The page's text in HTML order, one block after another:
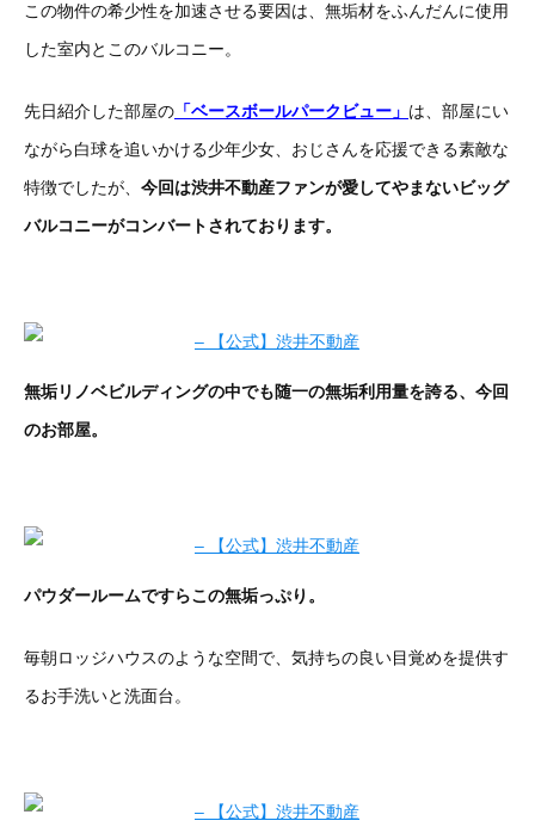
この物件の希少性を加速させる要因は、無垢材をふんだんに使用
した室内とこのバルコニー。
先日紹介した部屋の 「ベースボールパークビュー」 は、部屋にい
ながら白球を追いかける少年少女、おじさんを応援できる素敵な
特徴でしたが、 今回は渋井不動産ファンが愛してやまないビッグ
バルコニーがコンバートされております。
無垢リノベビルディングの中でも随一の無垢利用量を誇る、今回
のお部屋。
パウダールームですらこの無垢っぷり。
毎朝ロッジハウスのような空間で、気持ちの良い目覚めを提供す
るお手洗いと洗面台。